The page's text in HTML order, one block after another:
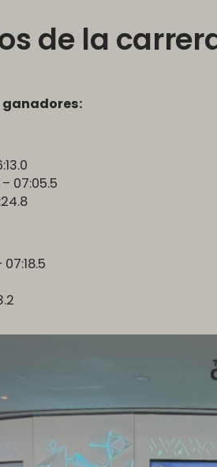
de la
ganadores:
07:05.5